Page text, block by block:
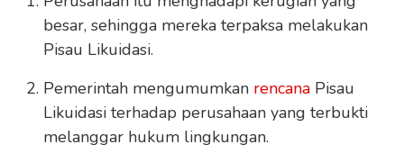
besar, sehingga mereka terpaksa melakukan
Pisau Likuidasi.
Pemerintah mengumumkan rencana Pisau
Likuidasi terhadap perusahaan yang terbukti
melanggar hukum lingkungan.